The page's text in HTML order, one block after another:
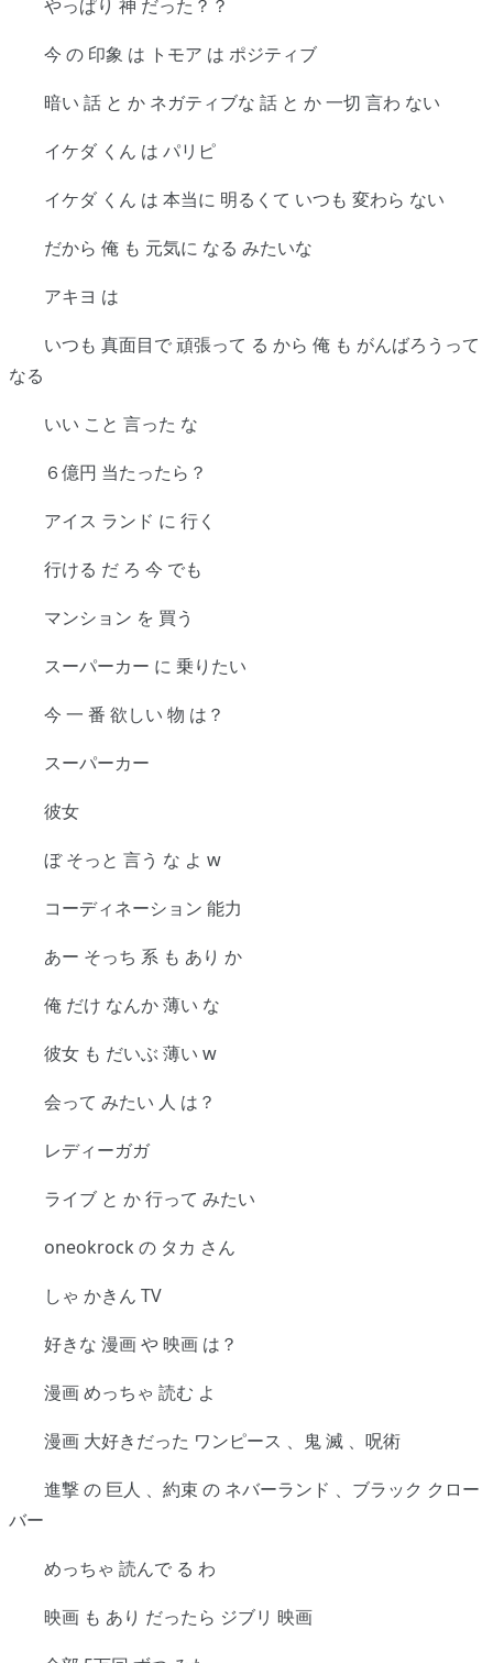
やっぱり 神 だった？？
今 の 印象 は トモア は ポジティブ
暗い 話 と か ネガティブな 話 と か 一切 言わ ない
イケダ くん は パリピ
イケダ くん は 本当に 明るくて いつも 変わら ない
だから 俺 も 元気に なる みたいな
アキヨ は
いつも 真面目で 頑張って る から 俺 も がんばろうって
なる
いい こと 言った な
６億円 当たったら？
アイス ランド に 行く
行ける だ ろ 今 でも
マンション を 買う
スーパーカー に 乗りたい
今 一 番 欲しい 物 は？
スーパーカー
彼女
ぼ そっと 言う な よ w
コーディネーション 能力
あー そっち 系 も あり か
俺 だけ なんか 薄い な
彼女 も だいぶ 薄い w
会って みたい 人 は？
レディーガガ
ライブ と か 行って みたい
oneokrock の タカ さん
しゃ かきん TV
好きな 漫画 や 映画 は？
漫画 めっちゃ 読む よ
漫画 大好きだった ワンピース 、鬼 滅 、呪術
進撃 の 巨人 、約束 の ネバーランド 、ブラック クロー
バー
めっちゃ 読んで る わ
映画 も あり だったら ジブリ 映画